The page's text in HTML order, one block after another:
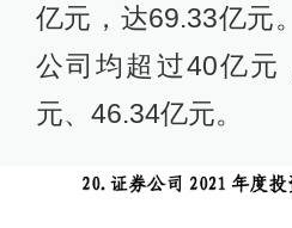
亿元，达69.33亿元
公司均超过40亿元
元、46.34亿元。